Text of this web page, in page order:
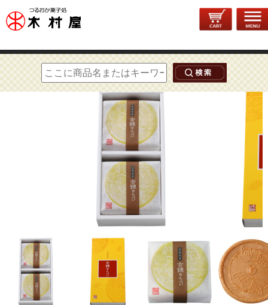
トップページ>山形銘菓> 古鏡せんべい 2袋入